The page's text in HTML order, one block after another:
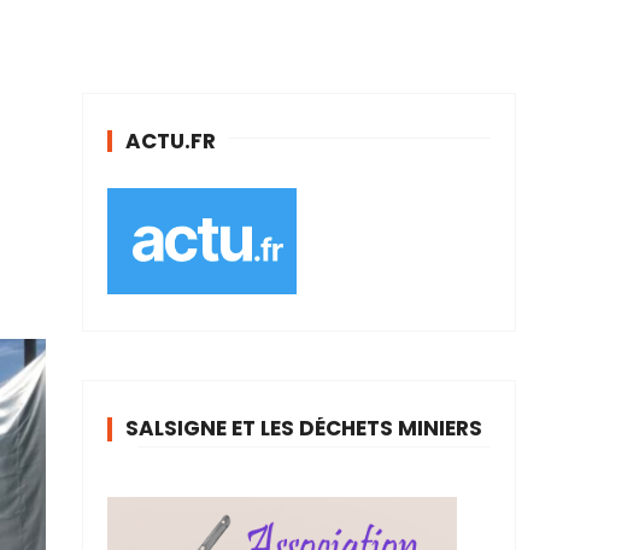
ACTU.FR
SALSIGNE ET LES DÉCHETS MINIERS